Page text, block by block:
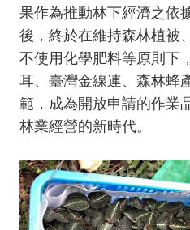
果作為推動林下經濟之依
後，終於在維持森林植被
不使用化學肥料等原則下
耳、臺灣金線連、森林蜂
範，成為開放申請的作業
林業經營的新時代。